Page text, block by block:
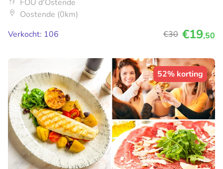
FOU d'Ostende
Oostende (0km)
Verkocht: 106
€30 €19,50
52% korting